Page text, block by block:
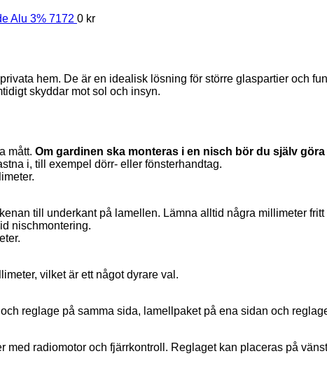
Alu 3% 7172 0 kr
hem. De är en idealisk lösning för större glaspartier och
skyddar mot sol och insyn.
mått. Om gardinen ska monteras i en nisch bör du själv
i, till exempel dörr- eller fönsterhandtag.
till underkant på lamellen. Lämna alltid några millimeter
nischmontering.
vilket är ett något dyrare val.
reglage på samma sida, lamellpaket på ena sidan och
radiomotor och fjärrkontroll. Reglaget kan placeras på